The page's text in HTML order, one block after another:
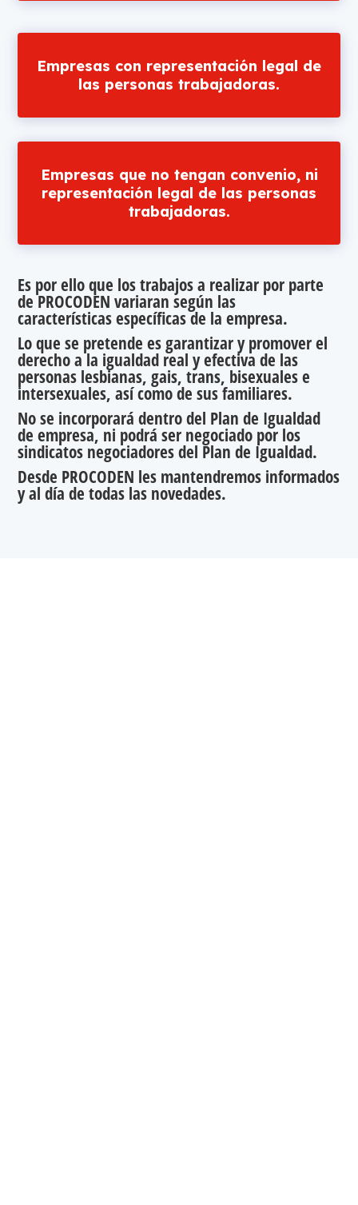
Empresas con representación legal de
las personas trabajadoras.
Empresas que no tengan convenio, ni
representación legal de las personas
trabajadoras.
Es por ello que los trabajos a realizar por parte
de PROCODEN variaran según las
características específicas de la empresa.
Lo que se pretende es garantizar y promover el
derecho a la igualdad real y efectiva de las
personas lesbianas, gais, trans, bisexuales e
intersexuales, así como de sus familiares.
No se incorporará dentro del Plan de Igualdad
de empresa, ni podrá ser negociado por los
sindicatos negociadores del Plan de Igualdad.
Desde PROCODEN les mantendremos informados
y al día de todas las novedades.